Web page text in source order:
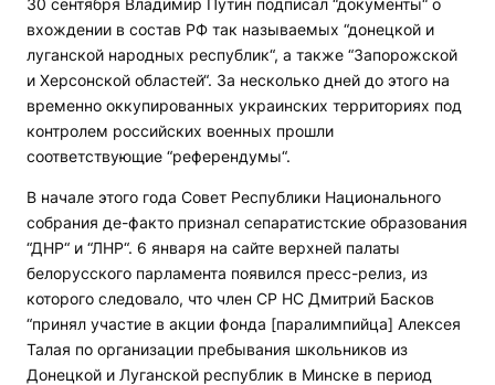
30 сентября Владимир Путин подписал “документы“ о
вхождении в состав РФ так называемых “донецкой и
луганской народных республик“, а также “Запорожской
и Херсонской областей“. За несколько дней до этого на
временно оккупированных украинских территориях под
контролем российских военных прошли
соответствующие “референдумы“.
В начале этого года Совет Республики Национального
собрания де-факто признал сепаратистские образования
“ДНР“ и “ЛНР“. 6 января на сайте верхней палаты
белорусского парламента появился пресс-релиз, из
которого следовало, что член СР НС Дмитрий Басков
“принял участие в акции фонда [паралимпийца] Алексея
Талая по организации пребывания школьников из
Донецкой и Луганской республик в Минске в период